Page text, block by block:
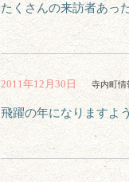
たくさんの来訪者あっ
2011年12月30日 寺内町情
飛躍の年になりますよ